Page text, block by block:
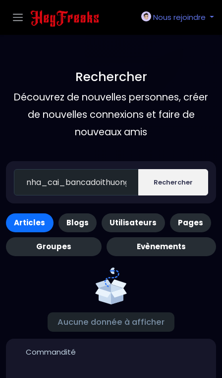
Nous rejoindre
Rechercher
Découvrez de nouvelles personnes, créer
de nouvelles connexions et faire de
nouveaux amis
Rechercher
Articles Blogs Utilisateurs Pages
Groupes Evènements
Aucune donnée à afficher
Commandité